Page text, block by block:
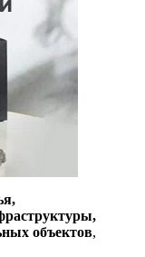
объектов,